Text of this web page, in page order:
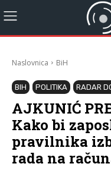
Naslovnica BiH
BIH POLITIKA RADAR
AJKUNIĆ
Kako bi
pravilnika
rada na